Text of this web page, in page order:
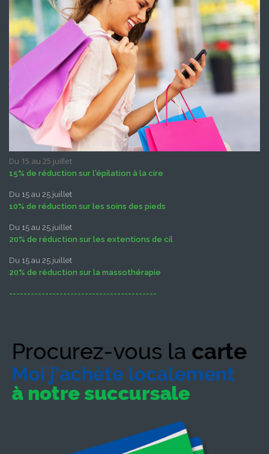
Du 15 au 25 juillet
15% de réduction sur l'épilation à la cire
Du 15 au 25 juillet
10% de réduction sur les soins des pieds
Du 15 au 25 juillet
20% de réduction sur les extentions de cil
Du 15 au 25 juillet
20% de réduction sur la massothérapie
-----------------------------------------